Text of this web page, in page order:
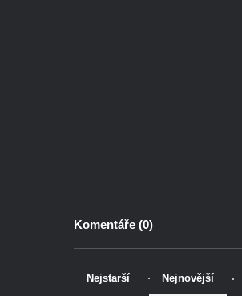
Komentáře (0)
Nejstarší Nejnovější